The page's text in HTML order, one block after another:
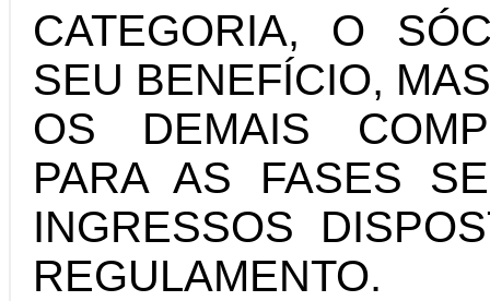
CATEGORIA, O
SEU BENEFÍCIO,
OS DEMAIS
PARA AS FASES
INGRESSOS
REGULAMENTO.